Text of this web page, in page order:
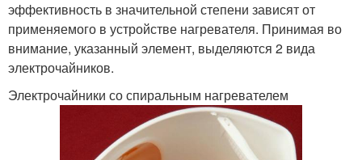
эффективность в значительной степени зависят от
применяемого в устройстве нагревателя. Принимая во
внимание, указанный элемент, выделяются 2 вида
электрочайников.
Электрочайники со спиральным нагревателем